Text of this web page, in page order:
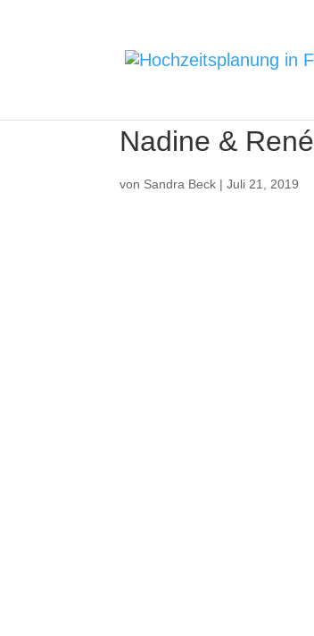
Nadine & René
von Sandra Beck |Juli 21, 2019